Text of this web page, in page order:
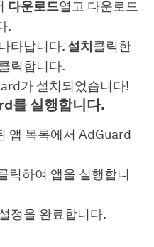
다운로드열고 다운로드
.
타납니다.설치 클릭한
릭합니다.
가 설치되었습니다!
를 실행합니다.
앱 목록에서 AdGuard
릭하여 앱을 실행합니
정을 완료합니다.